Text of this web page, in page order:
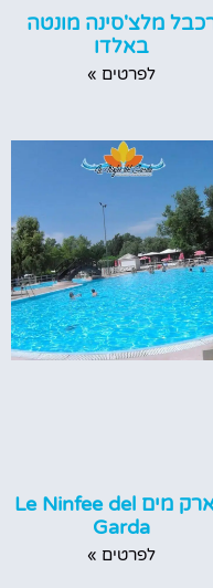
מלצ'סינה מונטה
באלדו
לפרטים »
פארק מים Le Ninfee del
Garda
לפרטים »